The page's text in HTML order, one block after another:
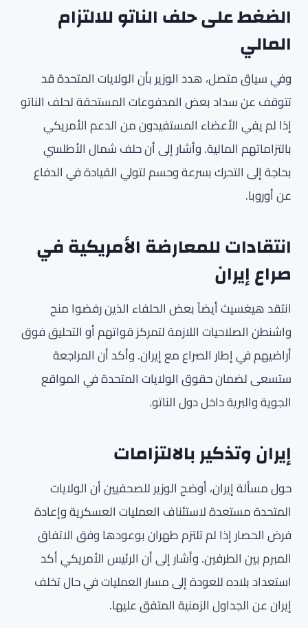
الضغط على حلف الناتو للالتزام
المالي
وفي سياق متصل، هدد الوزير بأن الولايات المتحدة قد
تتوقف عن سداد بعض المدفوعات المستحقة لحلف الناتو
إذا لم يفي الأعضاء المستفيدون من الدعم الأمريكي
بالتزاماتهم المالية. وأشار إلى أن حلف شمال الأطلسي
بحاجة إلى التحرك بسرعة وحسم لتولي القيادة في الدفاع
عن أوروبا.
انتقادات للمعارضة الأمريكية في
صراع إيران
انتقد هيغسيث أيضاً بعض الحلفاء الذين رفضوا منح
واشنطن الصلاحيات اللازمة لتمركز قواتهم أو التحليق فوق
أراضيهم في إطار الصراع مع إيران. وأكد أن المراجعة
ستسعى لضمان حقوق الولايات المتحدة في المواقع
الجوية والبرية داخل دول الناتو.
إيران وتذكير بالالتزامات
حول مسألة إيران، أوضح الوزير للصحفيين أن الولايات
المتحدة مستعدة لاستئناف العمليات العسكرية وإعادة
فرض الحصار إذا لم تلتزم طهران بوعودها وفق الاتفاق
المبرم بين الطرفين. وأشار إلى أن الرئيس الأمريكي أكد
استعداد بلاده للعودة إلى مسار العمليات في حال تخلف
إيران عن الجداول الزمنية المتفق عليها.